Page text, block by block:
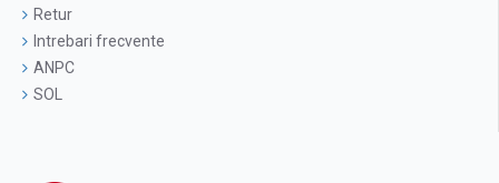
Retur
Intrebari frecvente
ANPC
SOL